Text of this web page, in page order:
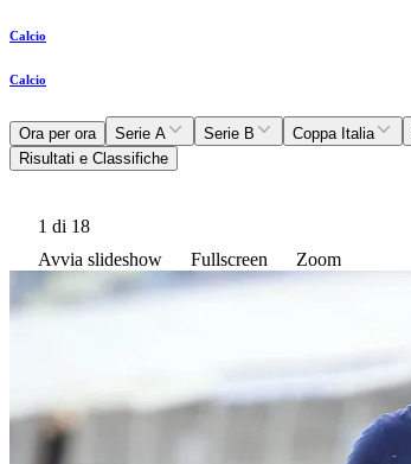
Calcio
Calcio
Ora per ora Serie A Serie B Coppa Italia
Risultati e Classifiche
1 di 18
Avvia slideshow
Fullscreen Zoom